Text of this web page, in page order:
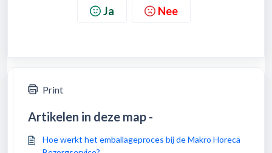
Ja Nee
Print
Artikelen in deze map -
Hoe werkt het emballageproces bij de Makro Horeca